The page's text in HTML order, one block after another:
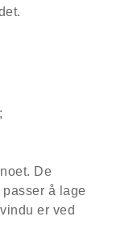
De
å lage
er ved